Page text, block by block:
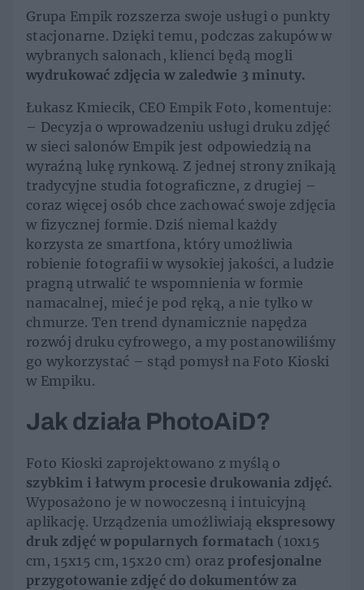
Grupa Empik rozszerza swoje usługi o punkty
stacjonarne. Dzięki temu, podczas zakupów w
wybranych salonach, klienci będą mogli
wydrukować zdjęcia w zaledwie 3 minuty.
Łukasz Kmiecik, CEO Empik Foto, komentuje:
– Decyzja o wprowadzeniu usługi druku zdjęć
w sieci salonów Empik jest odpowiedzią na
wyraźną lukę rynkową. Z jednej strony znikają
tradycyjne studia fotograficzne, z drugiej –
coraz więcej osób chce zachować swoje zdjęcia
w fizycznej formie. Dziś niemal każdy
korzysta ze smartfona, który umożliwia
robienie fotografii w wysokiej jakości, a ludzie
pragną utrwalić te wspomnienia w formie
namacalnej, mieć je pod ręką, a nie tylko w
chmurze. Ten trend dynamicznie napędza
rozwój druku cyfrowego, a my postanowiliśmy
go wykorzystać – stąd pomysł na Foto Kioski
w Empiku.
Jak działa PhotoAiD?
Foto Kioski zaprojektowano z myślą o
szybkim i łatwym procesie drukowania zdjęć.
Wyposażono je w nowoczesną i intuicyjną
aplikację. Urządzenia umożliwiają ekspresowy
druk zdjęć w popularnych formatach (10x15
cm, 15x15 cm, 15x20 cm) oraz profesjonalne
przygotowanie zdjęć do dokumentów za